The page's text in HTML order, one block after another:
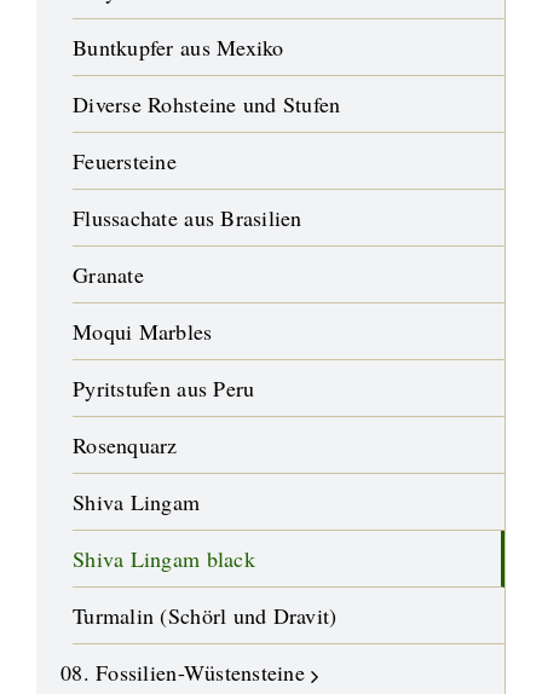
Buntkupfer aus Mexiko
Diverse Rohsteine und Stufen
Feuersteine
Flussachate aus Brasilien
Granate
Moqui Marbles
Pyritstufen aus Peru
Rosenquarz
Shiva Lingam
Shiva Lingam black
Turmalin (Schörl und Dravit)
08. Fossilien-Wüstensteine